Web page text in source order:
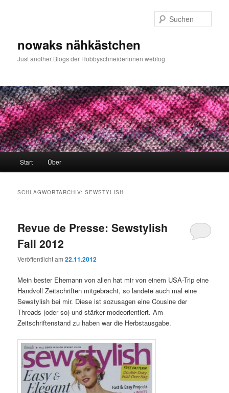
nowaks nähkästchen
Just another Blogs der Hobbyschneiderinnen weblog
Start Über
SCHLAGWORTARCHIV:SEWSTYLISH
Revue de Presse: Sewstylish
Fall 2012
Veröffentlicht am22.11.2012
Mein bester Ehemann von allen hat mir von einem USA-Trip eine
Handvoll Zeitschriften mitgebracht, so landete auch mal eine
Sewstylish bei mir. Diese ist sozusagen eine Cousine der
Threads (oder so) und stärker modeorientiert. Am
Zeitschriftenstand zu haben war die Herbstausgabe.